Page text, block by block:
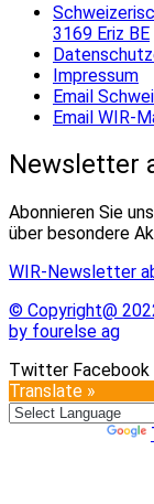
3169 Eriz BE
Impressum
Email
Email WIR-
Newsletter
Abonnieren Sie
über besondere
WIR-Newsletter
© Copyright@
by fourelse ag
Twitter Facebook
Translate »